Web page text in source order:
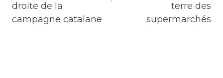
droite de la
campagne catalane
terre des
supermarchés